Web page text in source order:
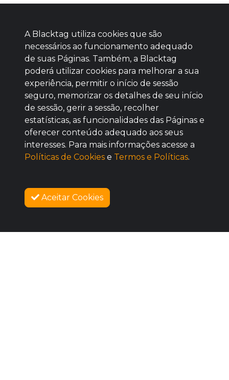
Baixe agora nosso app
SOBRE NÓS
A Blacktag utiliza cookies que são
necessários ao funcionamento adequado
de suas Páginas. Também, a Blacktag
poderá utilizar cookies para melhorar a sua
experiência, permitir o início de sessão
seguro, memorizar os detalhes de seu início
de sessão, gerir a sessão, recolher
estatísticas, as funcionalidades das Páginas e
oferecer conteúdo adequado aos seus
interesses. Para mais informações acesse a
Políticas de Cookies e Termos e Políticas.
Aceitar Cookies